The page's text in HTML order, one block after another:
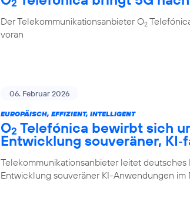
2
Der Telekommunikationsanbieter O2
voran
06. Februar 2026
EUROPÄISCH, EFFIZIENT, INTELLIGENT
O2 Telefónica bewirbt sich
Entwicklung souveräner,
Telekommunikationsanbieter leitet
Entwicklung souveräner KI-Anwendungen